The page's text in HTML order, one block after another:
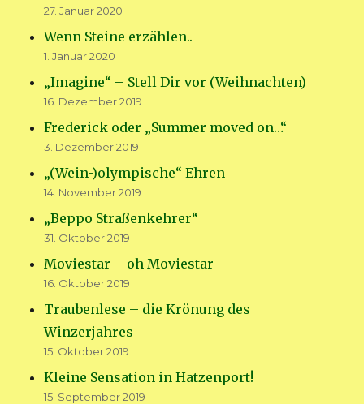
27. Januar 2020
Wenn Steine erzählen..
1. Januar 2020
„Imagine“ – Stell Dir vor (Weihnachten)
16. Dezember 2019
Frederick oder „Summer moved on…“
3. Dezember 2019
„(Wein-)olympische“ Ehren
14. November 2019
„Beppo Straßenkehrer“
31. Oktober 2019
Moviestar – oh Moviestar
16. Oktober 2019
Traubenlese – die Krönung des
Winzerjahres
15. Oktober 2019
Kleine Sensation in Hatzenport!
15. September 2019